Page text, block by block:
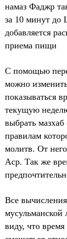
намаз Фаджр
за 10 минут до
добавляется
приема пищи
С помощью
можно
показываться
текущую
выбрать
правилам
молитв. От
Аср. Так же
Все
мусульманской
виду, что